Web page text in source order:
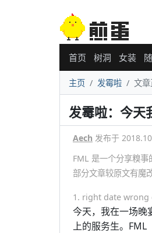
首页 树洞 女装
主页 发霉啦 文
发霉啦：今天
Aech 发布于
FML 是一个分享糗事
部分文章较原文有魔
1. right date wrong
今天，我在一场晚
上的服务生。FML